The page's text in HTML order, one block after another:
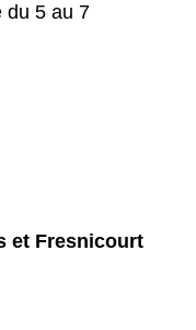
du 5 au 7
et Fresnicourt